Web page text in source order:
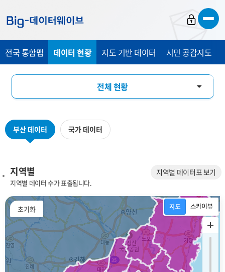
가
기
가
기
가
기
전국 통합맵 데이터 현황 지도 기반 데이터 시민 공감지도
전체 현황
데이터 분류별
부산 데이터 국가 데이터
지역별
지역별 데이터 수가 표출됩니다.
지역별 데이터표 보기
초기화